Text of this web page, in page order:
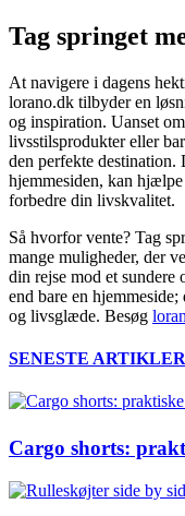
Tag springet
At navigere i dagens
lorano.dk tilbyder en
og inspiration. Uanset
livsstilsprodukter eller
den perfekte destination.
hjemmesiden, kan
forbedre din livskvalitet.
Så hvorfor vente? Tag
mange muligheder, der
din rejse mod et sundere
end bare en
og livsglæde. Besøg
SENESTE ARTIKLER
Cargo shorts: